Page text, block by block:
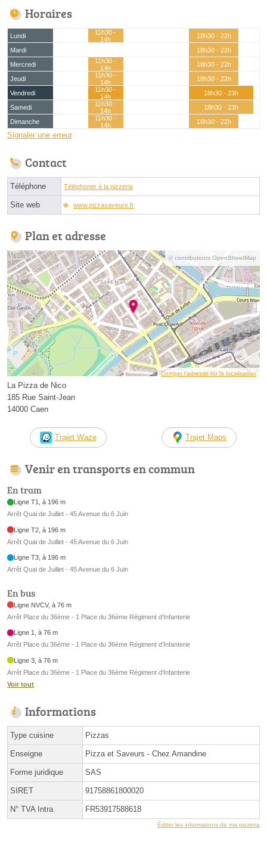
Horaires
Lundi
11h30 -
14h
18h30 - 22h
Mardi
18h30 - 22h
Mercredi
11h30 -
14h
18h30 - 22h
Jeudi
11h30 -
14h
18h30 - 22h
Vendredi
11h30 -
14h
18h30 - 23h
Samedi
11h30 -
14h
18h30 - 23h
Dimanche
11h30 -
14h
18h30 - 22h
Signaler une erreur
Contact
Téléphone Téléphoner à la pizzeria
Site web www.pizzasaveurs.fr
Plan et adresse
© contributeurs OpenStreetMap
Corriger l’adresse ou la localisation
La Pizza de Nico
185 Rue Saint-Jean
14000 Caen
Trajet Waze Trajet Maps
Venir en transports en commun
En tram
Ligne T1, à 196 m
Arrêt Quai de Juillet - 45 Avenue du 6 Juin
Ligne T2, à 196 m
Arrêt Quai de Juillet - 45 Avenue du 6 Juin
Ligne T3, à 196 m
Arrêt Quai de Juillet - 45 Avenue du 6 Juin
En bus
Ligne NVCV, à 76 m
Arrêt Place du 36ème - 1 Place du 36ème Régiment d’Infanterie
Ligne 1, à 76 m
Arrêt Place du 36ème - 1 Place du 36ème Régiment d’Infanterie
Ligne 3, à 76 m
Arrêt Place du 36ème - 1 Place du 36ème Régiment d’Infanterie
Voir tout
Informations
Type cuisine Pizzas
Enseigne Pizza et Saveurs - Chez Amandine
Forme juridique SAS
SIRET 91758861800020
N° TVA Intra. FR53917588618
Éditer les informations de ma pizzeria